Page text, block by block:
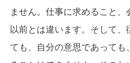
ません。仕事に求めること、
以前とは違います。そして、
ても、自分の意思であっても